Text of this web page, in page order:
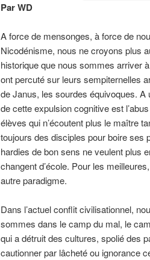
Par WD
A force de mensonges, à force de
Nicodénisme, nous ne croyons plus
historique que nous sommes arriver
ont percuté sur leurs sempiternelles
de Janus, les sourdes équivoques.
de cette expulsion cognitive est
élèves qui n’écoutent plus le maître
toujours des disciples pour boire ses
hardies de bon sens ne veulent plus
changent d’école. Pour les
autre paradigme.
Dans l’actuel conflit civilisationnel,
sommes dans le camp du mal, le
qui a détruit des cultures, spolié des
cautionner par lâcheté ou ignorance